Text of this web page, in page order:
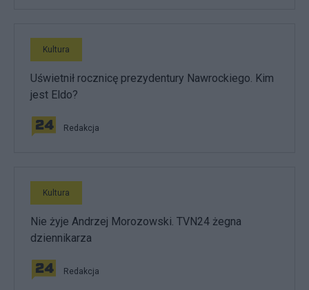
Kultura
Uświetnił rocznicę prezydentury Nawrockiego. Kim
jest Eldo?
Redakcja
Kultura
Nie żyje Andrzej Morozowski. TVN24 żegna
dziennikarza
Redakcja